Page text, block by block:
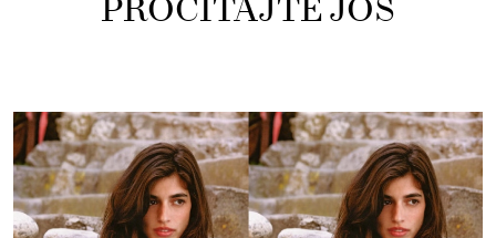
PROČITAJTE JOŠ